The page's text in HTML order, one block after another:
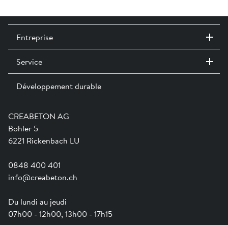
CREABETON AG
Bohler 5
6221 Rickenbach LU
0848 400 401
info@creabeton.ch
Du lundi au jeudi
07h00 - 12h00, 13h00 - 17h15
Entreprise
Contact / Sites
Expositions permanentes
Team
Formation
Service
Services
Aide en ligne
Guide pratique pour la mise en oeuvre
Newsletter
Développement durable
Engagement
Swissness
Ville-éponge